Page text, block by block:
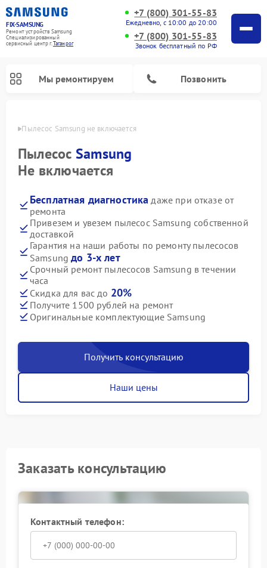
FIX-SAMSUNG
Ремонт устройств Samsung
Специализированный
cервисный центр г.Таганрог
+7 (800) 301-55-83
Ежедневно, с 10:00 до 20:00
+7 (800) 301-55-83
Звонок бесплатный по РФ
Мы ремонтируем Позвонить
Пылесос Samsung не включается
Пылесос Samsung
Не включается
Бесплатная диагностика даже при отказе от
ремонта
Привезем и увезем пылесос Samsung собственной
доставкой
Гарантия на наши работы по ремонту пылесосов
Samsungдо 3-х лет
Срочный ремонт пылесосов Samsung в течении
часа
Скидка для вас до 20%
Получите 1500 рублей на ремонт
Оригинальные комплектующие Samsung
Получить консультацию
Наши цены
Заказать консультацию
Контактный телефон: